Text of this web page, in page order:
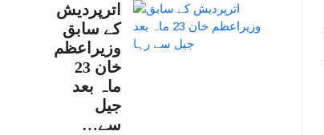
اترپردیش
کے سابق
وزیراعظم
خان 23
ماہ بعد
جیل
سے…